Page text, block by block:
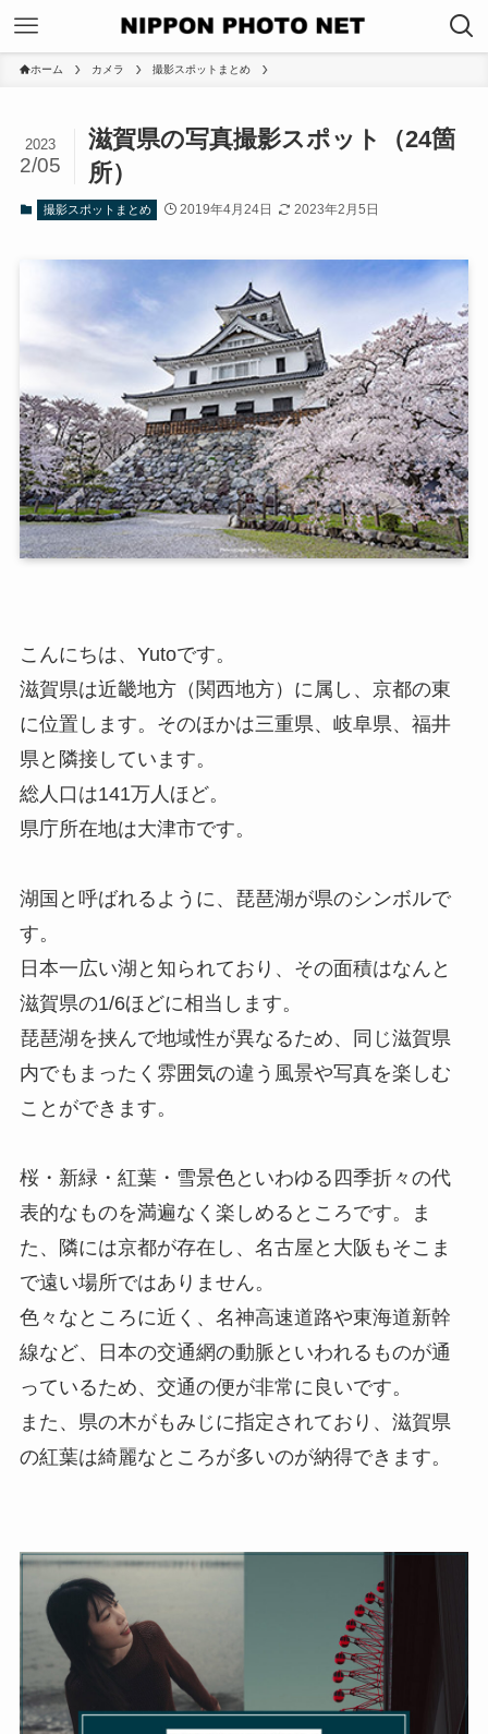
ホーム カメラ 撮影スポットまとめ
滋賀県の写真撮影スポット（24箇
所）
2023
2/05
撮影スポットまとめ 2019年4月24日 2023年2月5日
こんにちは、Yutoです。
滋賀県は近畿地方（関西地方）に属し、京都の東
に位置します。そのほかは三重県、岐阜県、福井
県と隣接しています。
総人口は141万人ほど。
県庁所在地は大津市です。
湖国と呼ばれるように、琵琶湖が県のシンボルで
す。
日本一広い湖と知られており、その面積はなんと
滋賀県の1/6ほどに相当します。
琵琶湖を挟んで地域性が異なるため、同じ滋賀県
内でもまったく雰囲気の違う風景や写真を楽しむ
ことができます。
桜・新緑・紅葉・雪景色といわゆる四季折々の代
表的なものを満遍なく楽しめるところです。ま
た、隣には京都が存在し、名古屋と大阪もそこま
で遠い場所ではありません。
色々なところに近く、名神高速道路や東海道新幹
線など、日本の交通網の動脈といわれるものが通
っているため、交通の便が非常に良いです。
また、県の木がもみじに指定されており、滋賀県
の紅葉は綺麗なところが多いのが納得できます。